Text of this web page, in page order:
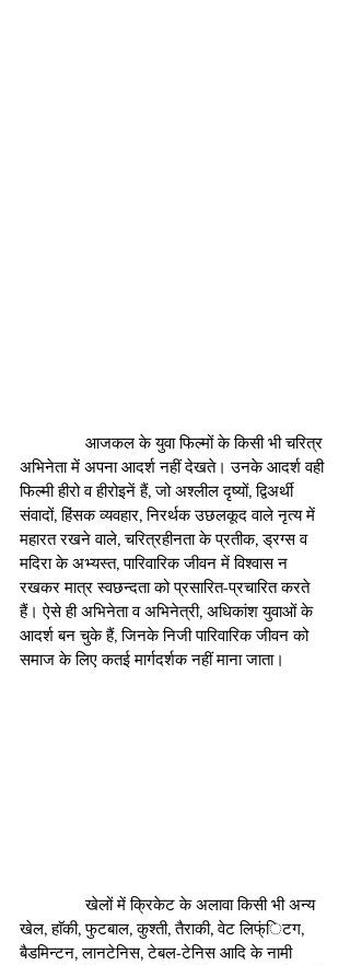
अभिनेता में अपना आदर्श नहीं देखते। उनके आदर्श वही
फिल्मी हीरो व हीरोइनें हैं, जो अश्लील दृष्यों, द्विअर्थी
संवादों, हिंसक व्यवहार, निरर्थक उछलकूद वाले नृत्य में
महारत रखने वाले, चरित्रहीनता के प्रतीक, ड्रग्स व
मदिरा के अभ्यस्त, पारिवारिक जीवन में विश्वास न
रखकर मात्र स्वछन्दता को प्रसारित-प्रचारित करते
हैं। ऐसे ही अभिनेता व अभिनेत्री, अधिकांश युवाओं के
आदर्श बन चुके हैं, जिनके निजी पारिवारिक जीवन को
समाज के लिए कतई मार्गदर्शक नहीं माना जाता।
               खेलों में क्रिकेट के अलावा किसी भी अन्य
खेल, हाॅकी, फुटबाल, कुश्ती, तैराकी, वेट लिफ्ंिटग,
बैडमिन्टन, लानटेनिस, टेबल-टेनिस आदि के नामी